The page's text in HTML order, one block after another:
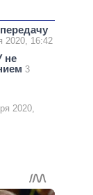
2020, 16:42
не
3
2020,